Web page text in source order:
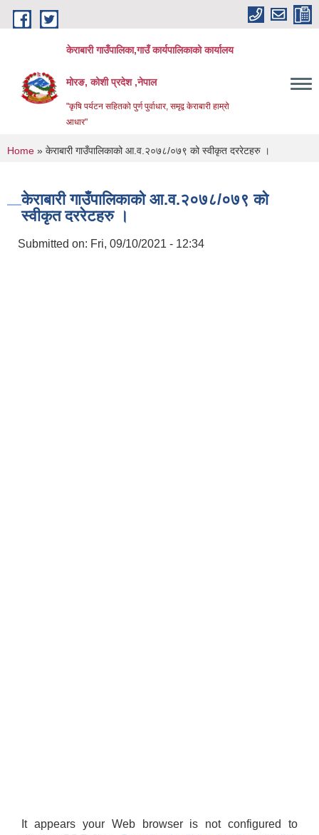
Skip to main content
केराबारी गाउँपालिका,गाउँ कार्यपालिकाको कार्यालय
मोरङ, कोशी प्रदेश ,नेपाल
"कृषि पर्यटन सहितको पुर्ण पुर्वाधार, समृद्व केराबारी हाम्रो
आधार"
You are here
Home » केराबारी गाउँपालिकाको आ.व.२०७८/०७९ को स्वीकृत दररेटहरु ।
केराबारी गाउँपालिकाको आ.व.२०७८/०७९ को
स्वीकृत दररेटहरु ।
Submitted on: Fri, 09/10/2021 - 12:34
It appears your Web browser is not configured to